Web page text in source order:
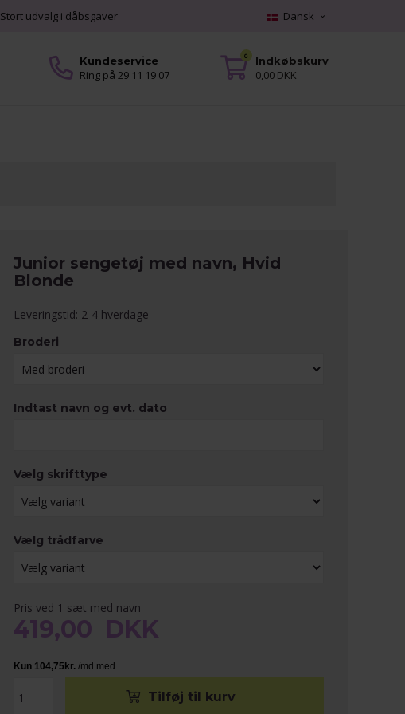
Stort udvalg i dåbsgaver Dansk
Kundeservice
Ring på 29 11 19 07
Indkøbskurv
0,00 DKK
0
Junior sengetøj med navn, Hvid
Blonde
Leveringstid: 2-4 hverdage
Broderi
Indtast navn og evt. dato
Vælg skrifttype
Vælg trådfarve
Pris ved 1 sæt med navn
419,00 DKK